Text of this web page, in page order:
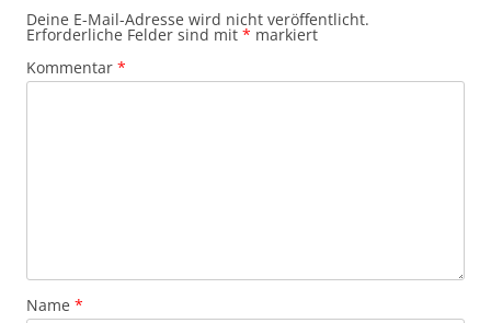
Deine E-Mail-Adresse wird nicht veröffentlicht.
Erforderliche Felder sind mit * markiert
Kommentar *
Name *